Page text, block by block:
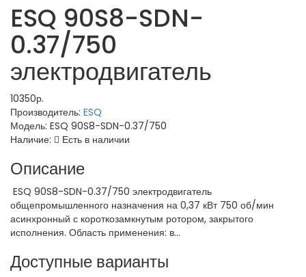
ESQ 90S8-SDN-
0.37/750
электродвигатель
10350р.
Производитель: ESQ
Модель: ESQ 90S8-SDN-0.37/750
Наличие:
Есть в наличии
Описание
ESQ 90S8-SDN-0.37/750 электродвигатель
общепромышленного назначения на 0,37 кВт 750 об/мин
асинхронный с короткозамкнутым ротором, закрытого
исполнения. Область применения: в...
Доступные варианты